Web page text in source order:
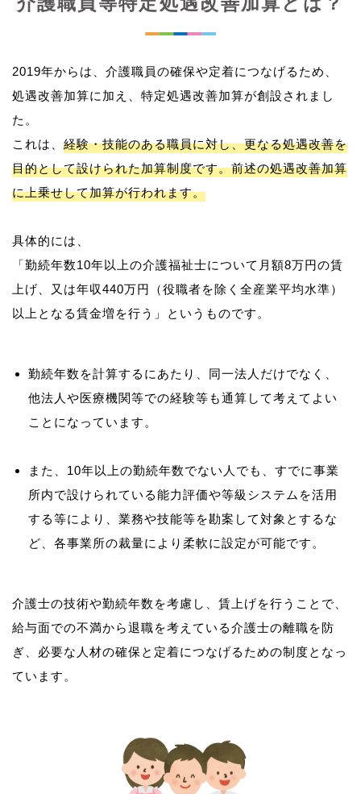
2019年からは、介護職員の確保や定着につなげるため、
処遇改善加算に加え、特定処遇改善加算が創設されまし
た。
これは、 経験・技能のある職員に対し、更なる処遇改善を
目的として設けられた加算制度です。前述の処遇改善加算
に上乗せして加算が行われます。
具体的には、
「勤続年数10年以上の介護福祉士について月額8万円の賃
上げ、又は年収440万円（役職者を除く全産業平均水準）
勤続年数を計算するにあたり、同一法人だけでなく、
他法人や医療機関等での経験等も通算して考えてよい
ことになっています。
また、10年以上の勤続年数でない人でも、すでに事業
所内で設けられている能力評価や等級システムを活用
する等により、業務や技能等を勘案して対象とするな
ど、各事業所の裁量により柔軟に設定が可能です。
介護士の技術や勤続年数を考慮し、賃上げを行うことで、
給与面での不満から退職を考えている介護士の離職を防
ぎ、必要な人材の確保と定着につなげるための制度となっ
ています。